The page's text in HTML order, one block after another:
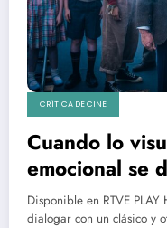
CRÍTICA DE CINE
Cuando lo
emocional se
Nicolas
Disponible en RTVE
dialogar con un clásico y